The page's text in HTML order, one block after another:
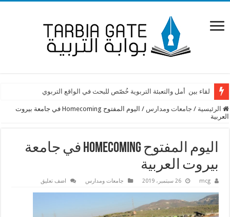
لقاء بين أمل والتعبئة التربوية خُصّص للبحث في الواقع التربوي
الرئيسية / جامعات ومدارس /
اليوم المفتوح Homecoming في جامعة بيروت
العربية
اليوم المفتوح Homecoming في جامعة
بيروت العربية
mcg 26 سبتمبر، 2019 جامعات ومدارس اضف تعليق